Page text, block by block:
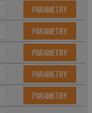
PARAMETRY
PARAMETRY
PARAMETRY
PARAMETRY
PARAMETRY